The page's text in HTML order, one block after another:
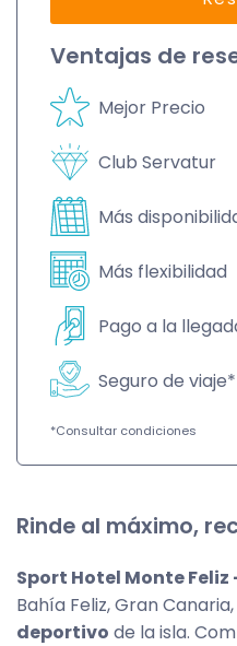
Rinde al máximo,
Sport Hotel Monte
Bahía Feliz, Gran
deportivo de la isla.
Ventajas de
Mejor Precio
Club Servatur
Más
Más flexibilidad
Pago a la
Seguro de viaje*
*Consultar condiciones